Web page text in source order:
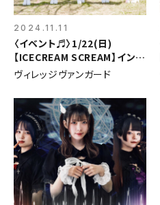
2024.11.11
〈イベント♬〉1/22(日)
【ICECREAM SCREAM】インス
トアイベント
ヴィレッジヴァンガード